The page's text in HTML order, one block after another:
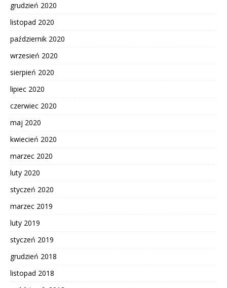
grudzień 2020
listopad 2020
październik 2020
wrzesień 2020
sierpień 2020
lipiec 2020
czerwiec 2020
maj 2020
kwiecień 2020
marzec 2020
luty 2020
styczeń 2020
marzec 2019
luty 2019
styczeń 2019
grudzień 2018
listopad 2018